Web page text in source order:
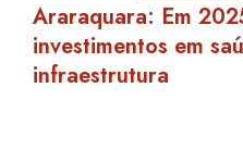
Araraquara: Em
investimentos em
infraestrutura